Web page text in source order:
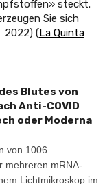
steckt.
Sie sich
2022) (La Quinta
Blutes von
Anti-COVID
oder Moderna
von 1006
mehreren mRNA-
Lichtmikroskop im